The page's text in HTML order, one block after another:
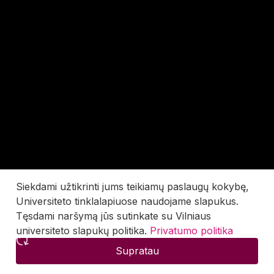
Siekdami užtikrinti jums teikiamų paslaugų kokybę,
Universiteto tinklalapiuose naudojame slapukus.
Tęsdami naršymą jūs sutinkate su Vilniaus
universiteto slapukų politika. Privatumo politika
Supratau